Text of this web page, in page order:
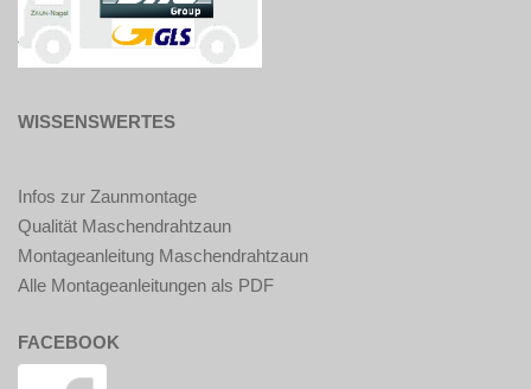
WISSENSWERTES
Infos zur Zaunmontage
Qualität Maschendrahtzaun
Montageanleitung Maschendrahtzaun
Alle Montageanleitungen als PDF
FACEBOOK